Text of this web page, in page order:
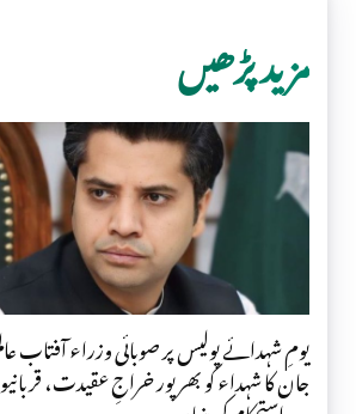
مزید پڑھیں
یومِ شہدائے پولیس پر صوبائی وزراء آفتاب
جان کا شہداء کو بھرپور خراجِ عقیدت،